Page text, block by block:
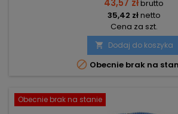
43,57 złbrutto
35,42 złnetto
Cena za szt.
 Dodaj do koszyka
 Obecnie brak na
Obecnie brak na stanie